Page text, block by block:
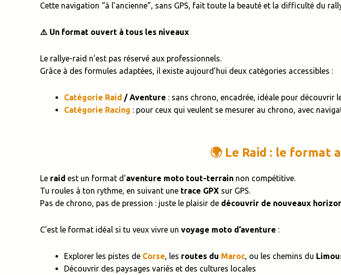
Cette navigation “à l’ancienne”, sans GPS, fait toute la beauté et la difficulté du
⚠️ Un format ouvert à tous les niveaux
Le rallye-raid n’est pas réservé aux professionnels.
Grâce à des formules adaptées, il existe aujourd’hui deux catégories accessibles :
Catégorie Raid / Aventure : sans chrono, encadrée, idéale pour découvrir
Catégorie Racing : pour ceux qui veulent se mesurer au chrono, avec
🌍 Le Raid : le format
Le raid est un format d’aventure moto tout-terrain non compétitive.
Tu roules à ton rythme, en suivant une trace GPX sur GPS.
Pas de chrono, pas de pression : juste le plaisir de découvrir de nouveaux
C’est le format idéal si tu veux vivre un voyage moto d’aventure :
Explorer les pistes de Corse, les routes du Maroc, ou les chemins du
Découvrir des paysages variés et des cultures locales